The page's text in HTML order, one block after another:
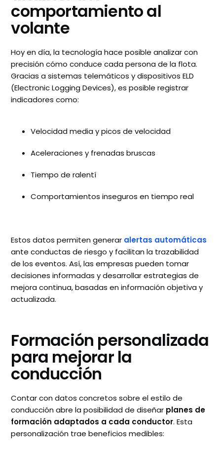
comportamiento al
volante
Hoy en día, la tecnología hace posible analizar con
precisión cómo conduce cada persona de la flota.
Gracias a sistemas telemáticos y dispositivos ELD
(Electronic Logging Devices), es posible registrar
indicadores como:
Velocidad media y picos de velocidad
Aceleraciones y frenadas bruscas
Tiempo de ralentí
Comportamientos inseguros en tiempo real
Estos datos permiten generar alertas automáticas
ante conductas de riesgo y facilitan la trazabilidad
de los eventos. Así, las empresas pueden tomar
decisiones informadas y desarrollar estrategias de
mejora continua, basadas en información objetiva y
actualizada.
Formación personalizada
para mejorar la
conducción
Contar con datos concretos sobre el estilo de
conducción abre la posibilidad de diseñar planes de
formación adaptados a cada conductor. Esta
personalización trae beneficios medibles: